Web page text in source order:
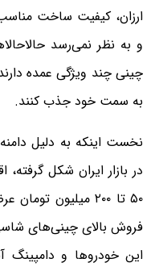
ارزان، کیفیت ساخت
و به نظر نمی‌رسد
چینی چند ویژگی عمده
به سمت خود جذب کنند.
نخست اینکه به دلیل
در بازار ایران شکل
۵۰ تا ۲۰۰ میلیون
فروش بالای چینی‌های
این خودروها و دامپینگ